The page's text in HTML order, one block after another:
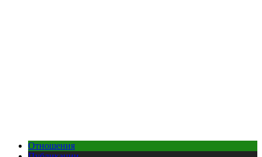
Отношения